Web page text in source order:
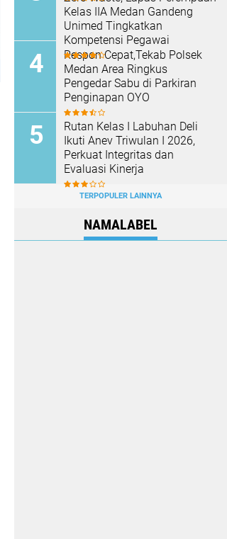
Kelas IIA Medan Gandeng
Unimed Tingkatkan
Kompetensi Pegawai
Respon Cepat,Tekab Polsek
Medan Area Ringkus
Pengedar Sabu di Parkiran
Penginapan OYO
Rutan Kelas I Labuhan Deli
Ikuti Anev Triwulan I 2026,
Perkuat Integritas dan
Evaluasi Kinerja
TERPOPULER LAINNYA
NAMALABEL